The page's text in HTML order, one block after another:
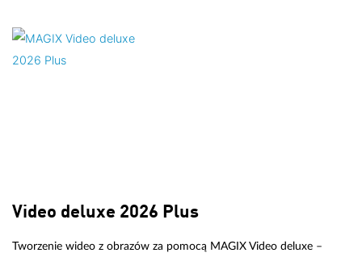
Video deluxe 2026 Plus
Tworzenie wideo z obrazów za pomocą MAGIX Video deluxe –